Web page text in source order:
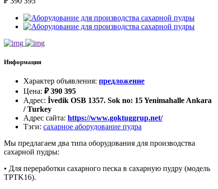
Информация
Характер объявления: предложение
Цена: ₽390 395
Адрес: İvedik OSB 1357. Sok no: 15 Yenimahalle Ankara
/ Turkey
Адрес сайта: https://www.goktuggrup.net/
Тэги: сахарное аборудование пудра
Мы предлагаем два типа оборудования для производства
сахарной пудры:
• Для переработки сахарного песка в сахарную пудру (модель
TPTK16).